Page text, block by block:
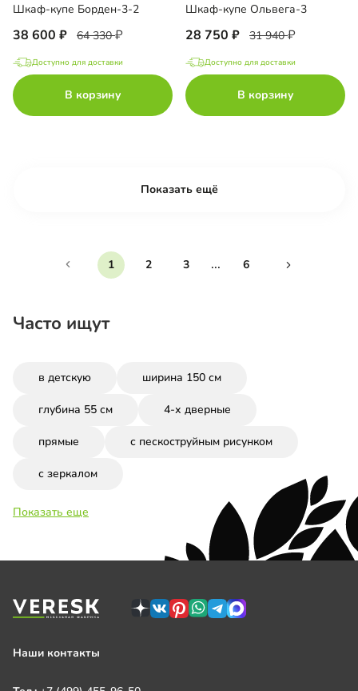
Шкаф-купе Борден-3-2
38 600 64 330
Доступно для доставки
В корзину
Шкаф-купе Ольвега-3
28 750 31 940
Доступно для доставки
В корзину
Показать ещё
1 2 3 ... 6
Часто ищут
в детскую ширина 150 см
глубина 55 см 4-х дверные
прямые с пескоструйным рисунком
с зеркалом
Показать еще
Наши контакты